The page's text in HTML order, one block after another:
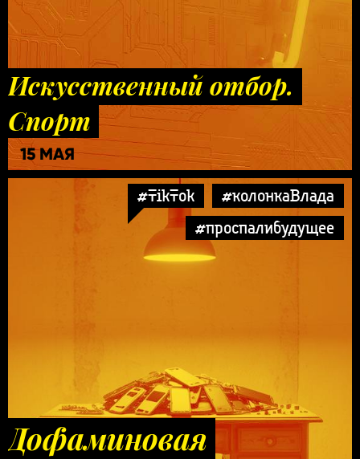
Искусственный отбор.
Спорт
15 МАЯ
#TikTok
#колонкаВлада
#проспалибудущее
Дофаминовая